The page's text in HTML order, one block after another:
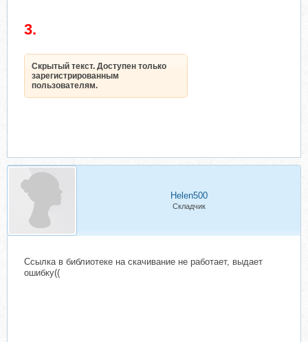
3.
Скрытый текст. Доступен только
зарегистрированным
пользователям.
Helen500
Складчик
Ссылка в библиотеке на скачивание не работает, выдает
ошибку((